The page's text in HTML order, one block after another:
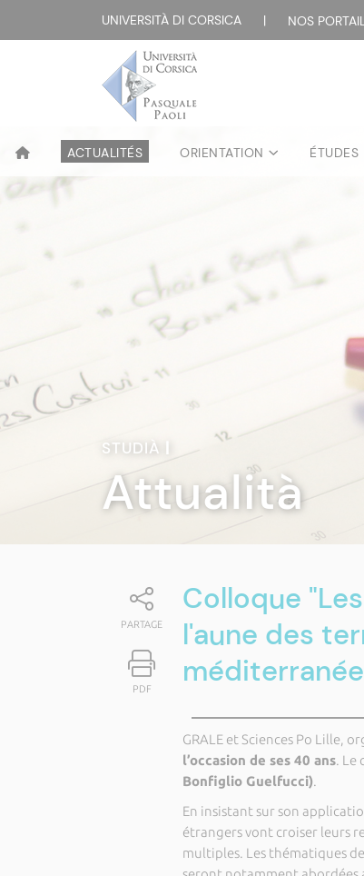
UNIVERSITÀ DI CORSICA | NOS
ACTUALITÉS ORIENTATION ÉTUDES
STUDIÀ
Attualità
PARTAGE
PDF
Colloque
l'aune des
GRALE et Sciences Po Lille,
l’occasion de ses 40 ans. Le
Bonfiglio Guelfucci).
En insistant sur son
étrangers vont croiser leurs
multiples. Les thématiques